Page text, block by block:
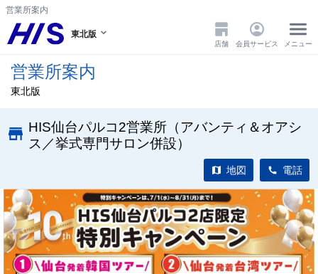
営業所案内
東北版
店舗 会員サービス メニュー
営業所案内
東北版
HIS仙台パルコ2営業所（アバンティ＆オアシ
ス／挙式専門サロン併設）
地図 電話